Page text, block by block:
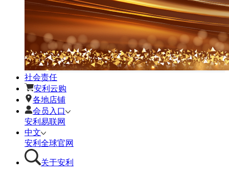
社会责任
安利云购
各地店铺
会员入口
安利易联网
中文
安利全球官网
关于安利